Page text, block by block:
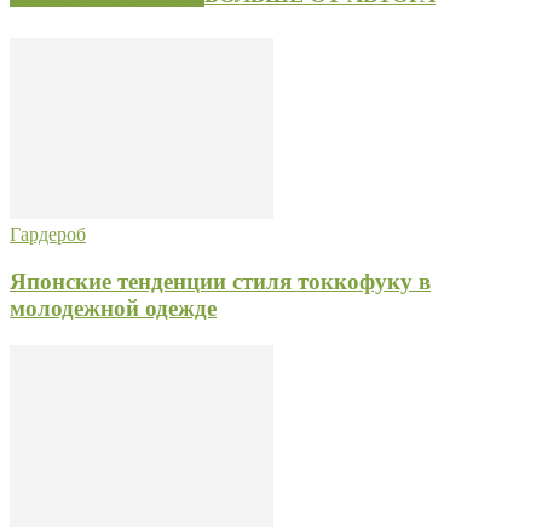
Гардероб
Японские тенденции стиля токкофуку в
молодежной одежде